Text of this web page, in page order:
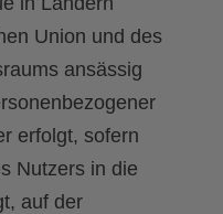
Union und des
ansässig
erfolgt, sofern
Nutzers in die
auf der